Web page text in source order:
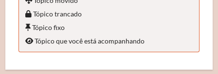
Tópico trancado
Tópico fixo
Tópico que você está acompanhando